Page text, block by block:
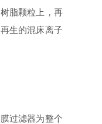
脂颗粒上，再
生的混床离子
过滤器为整个